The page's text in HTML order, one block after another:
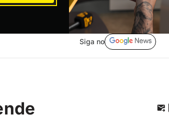
Siga no